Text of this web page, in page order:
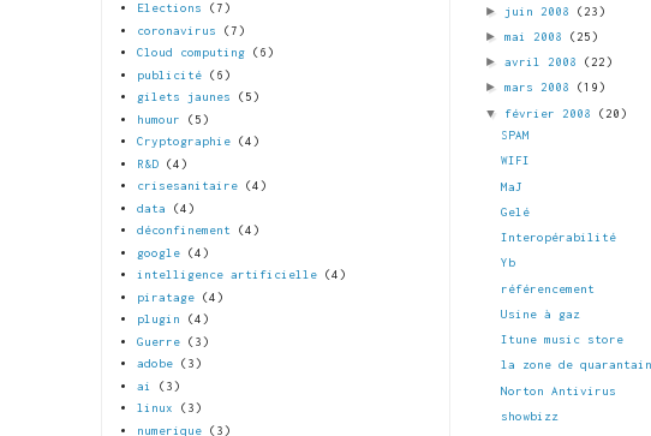
Elections
(7)
coronavirus
(7)
Cloud computing
(6)
publicité
(6)
gilets jaunes
(5)
humour
(5)
Cryptographie
(4)
R&D
(4)
crisesanitaire
(4)
data
(4)
déconfinement
(4)
google
(4)
intelligence artificielle
(4)
piratage
(4)
plugin
(4)
Guerre
(3)
adobe
(3)
ai
(3)
linux
(3)
numerique
(3)
► juin 2008 (23)
►mai 2008 (25)
►avril 2008 (22)
►mars 2008 (19)
▼ février 2008 (20)
SPAM
WIFI
MaJ
Gelé
Interopérabilité
Yb
référencement
Usine à gaz
Itune music store
la zone de
Norton Antivirus
showbizz